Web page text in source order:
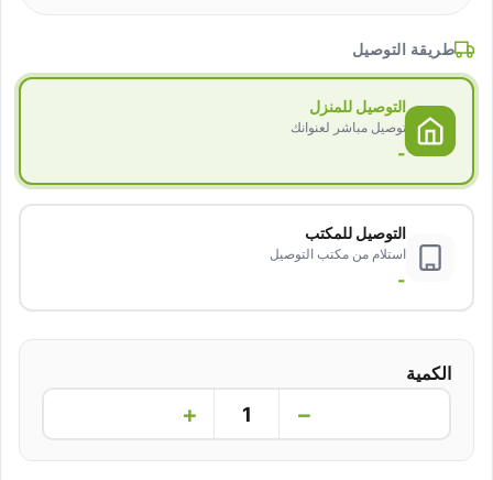
طريقة التوصيل
التوصيل للمنزل
توصيل مباشر لعنوانك
-
التوصيل للمكتب
استلام من مكتب التوصيل
-
الكمية
−
+